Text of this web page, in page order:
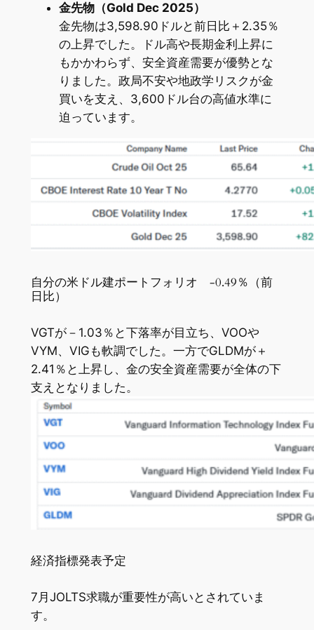
金先物（Gold Dec 2025）
金先物は3,598.90ドルと前日比＋2.35％
の上昇でした。ドル高や長期金利上昇に
もかかわらず、安全資産需要が優勢とな
りました。政局不安や地政学リスクが金
買いを支え、3,600ドル台の高値水準に
迫っています。
自分の米ドル建ポートフォリオ -0.49％（前
日比）
VGTが－1.03％と下落率が目立ち、VOOや
VYM、VIGも軟調でした。一方でGLDMが＋
2.41％と上昇し、金の安全資産需要が全体の下
支えとなりました。
経済指標発表予定
7月JOLTS求職が重要性が高いとされていま
す。